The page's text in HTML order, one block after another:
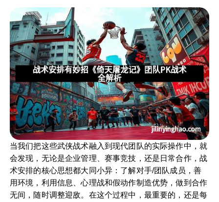
当我们把这些武侠战术融入到现代团队的实际操作中，就
会发现，无论是企业管理、赛事竞技，还是日常合作，战
术安排的核心思想都大同小异：了解对手/团队成员，善
用环境，利用信息、心理战和假动作制造优势，做到合作
无间，随时调整迎敌。在这个过程中，最重要的，还是每